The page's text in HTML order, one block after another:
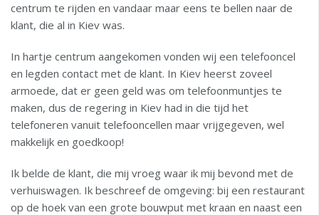
centrum te rijden en vandaar maar eens te bellen naar de
klant, die al in Kiev was.
In hartje centrum aangekomen vonden wij een telefooncel
en legden contact met de klant. In Kiev heerst zoveel
armoede, dat er geen geld was om telefoonmuntjes te
maken, dus de regering in Kiev had in die tijd het
telefoneren vanuit telefooncellen maar vrijgegeven, wel
makkelijk en goedkoop!
Ik belde de klant, die mij vroeg waar ik mij bevond met de
verhuiswagen. Ik beschreef de omgeving: bij een restaurant
op de hoek van een grote bouwput met kraan en naast een